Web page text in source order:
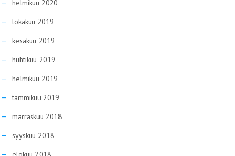
helmikuu 2020
lokakuu 2019
kesäkuu 2019
huhtikuu 2019
helmikuu 2019
tammikuu 2019
marraskuu 2018
syyskuu 2018